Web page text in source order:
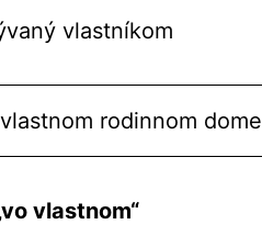
vlastníkom
rodinnom dome
vlastnom“